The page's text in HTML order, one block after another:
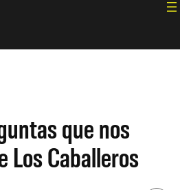
que nos
Los Caballeros